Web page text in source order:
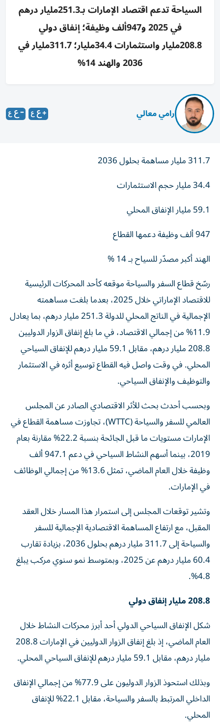
السياحة تدعم اقتصاد الإمارات بـ251.3مليار درهم
في 2025 و947ألف وظيفة؛ إنفاق دولي
208.8مليار واستثمارات 34.4مليار؛ 311.7مليار في
2036 والهند 14%
رامي معالي
311.7 مليار مساهمة بحلول 2036
34.4 مليار حجم الاستثمارات
59.1 مليار الإنفاق المحلي
947 ألف وظيفة دعمها القطاع
الهند أكبر مصدّر للسياح بـ 14 ‎%‎
رسّخ قطاع السفر والسياحة موقعه كأحد المحركات الرئيسية
للاقتصاد الإماراتي خلال 2025، بعدما بلغت مساهمته
الإجمالية في الناتج المحلي للدولة 251.3 مليار درهم، بما يعادل
11.9% من إجمالي الاقتصاد، في ما بلغ إنفاق الزوار الدوليين
208.8 مليار درهم، مقابل 59.1 مليار درهم للإنفاق السياحي
المحلي. في وقت واصل فيه القطاع توسيع أثره في الاستثمار
والتوظيف والإنفاق السياحي.
وبحسب أحدث بحث للأثر الاقتصادي الصادر عن المجلس
العالمي للسفر والسياحة (WTTC)، تجاوزت مساهمة القطاع في
الإمارات مستويات ما قبل الجائحة بنسبة 22.2% مقارنة بعام
2019، بينما أسهم النشاط السياحي في دعم 947.1 ألف
وظيفة خلال العام الماضي، تمثل 13.6% من إجمالي الوظائف
في الإمارات.
وتشير توقعات المجلس إلى استمرار هذا المسار خلال العقد
المقبل، مع ارتفاع المساهمة الاقتصادية الإجمالية للسفر
والسياحة إلى 311.7 مليار درهم بحلول 2036، بزيادة تقارب
60.4 مليار درهم عن 2025، وبمتوسط نمو سنوي مركب يبلغ
4.8%.
208.8 مليار إنفاق دولي
شكل الإنفاق السياحي الدولي أحد أبرز محركات النشاط خلال
العام الماضي، إذ بلغ إنفاق الزوار الدوليين في الإمارات 208.8
مليار درهم، مقابل 59.1 مليار درهم للإنفاق السياحي المحلي.
وبذلك استحوذ الزوار الدوليون على 77.9% من إجمالي الإنفاق
الداخلي المرتبط بالسفر والسياحة، مقابل 22.1% للإنفاق
المحلي.